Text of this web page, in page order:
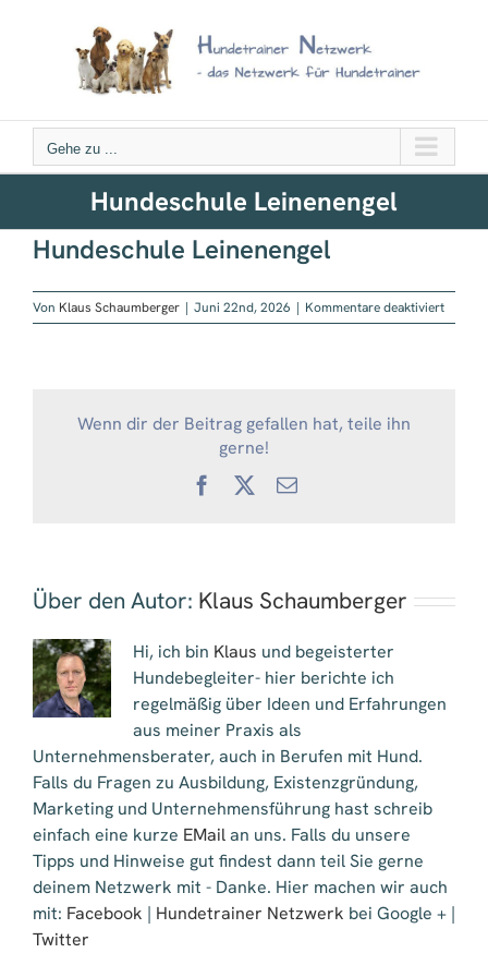
Gehe zu ...
Hundeschule Leinenengel
Hundeschule Leinenengel
Von Klaus Schaumberger | Juni 22nd, 2026 | Kommentare deaktiviertfür
Wenn dir der Beitrag gefallen hat, teile ihn
gerne!
Facebook
X
E-
Über den Autor: Klaus Schaumberger
Hi, ich bin Klaus und begeisterter
Hundebegleiter- hier berichte ich
regelmäßig über Ideen und Erfahrungen
aus meiner Praxis als
Unternehmensberater, auch in Berufen mit Hund.
Falls du Fragen zu Ausbildung, Existenzgründung,
Marketing und Unternehmensführung hast schreib
einfach eine kurze EMailan uns. Falls du unsere
Tipps und Hinweise gut findest dann teil Sie gerne
deinem Netzwerk mit - Danke. Hier machen wir auch
mit: Facebook | Hundetrainer Netzwerk bei Google + |
Twitter